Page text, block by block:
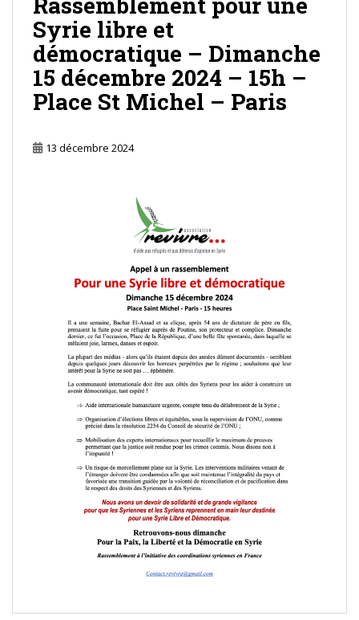
Syrie libre et
démocratique – Dimanche
15 décembre 2024 – 15h –
Place St Michel – Paris
13 décembre 2024